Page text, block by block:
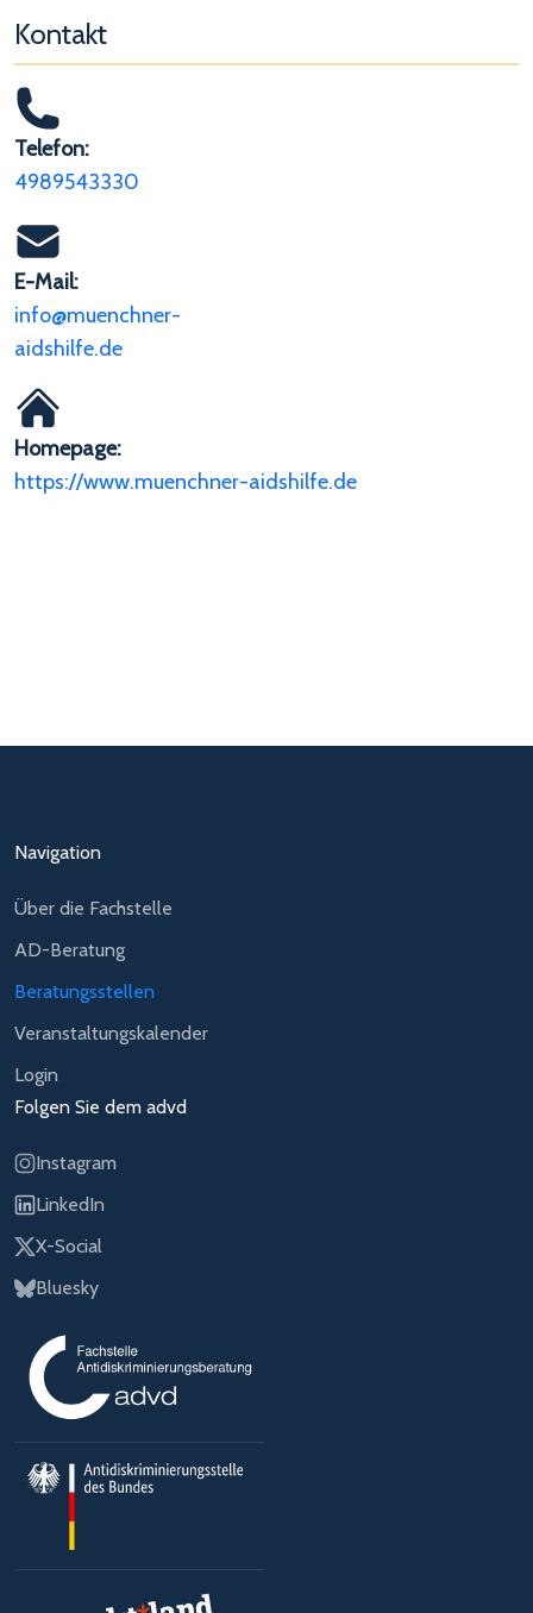
Kontakt
Telefon:
4989543330
E-Mail:
info@muenchner-
aidshilfe.de
Homepage:
https://www.muenchner-aidshilfe.de
Navigation
Über die Fachstelle
AD-Beratung
Beratungsstellen
Veranstaltungskalender
Login
Folgen Sie dem advd
Instagram
LinkedIn
X-Social
Bluesky